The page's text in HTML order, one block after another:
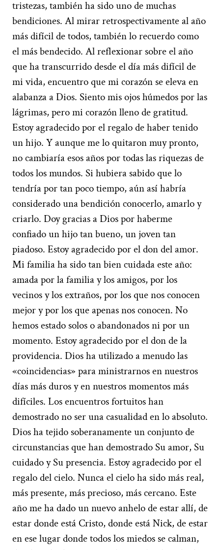
tristezas, también ha sido uno de muchas
bendiciones. Al mirar retrospectivamente al año
más difícil de todos, también lo recuerdo como
el más bendecido. Al reflexionar sobre el año
que ha transcurrido desde el día más difícil de
mi vida, encuentro que mi corazón se eleva en
alabanza a Dios. Siento mis ojos húmedos por las
lágrimas, pero mi corazón lleno de gratitud.
Estoy agradecido por el regalo de haber tenido
un hijo. Y aunque me lo quitaron muy pronto,
no cambiaría esos años por todas las riquezas de
todos los mundos. Si hubiera sabido que lo
tendría por tan poco tiempo, aún así habría
considerado una bendición conocerlo, amarlo y
criarlo. Doy gracias a Dios por haberme
confiado un hijo tan bueno, un joven tan
piadoso. Estoy agradecido por el don del amor.
Mi familia ha sido tan bien cuidada este año:
amada por la familia y los amigos, por los
vecinos y los extraños, por los que nos conocen
mejor y por los que apenas nos conocen. No
hemos estado solos o abandonados ni por un
momento. Estoy agradecido por el don de la
providencia. Dios ha utilizado a menudo las
«coincidencias» para ministrarnos en nuestros
días más duros y en nuestros momentos más
difíciles. Los encuentros fortuitos han
demostrado no ser una casualidad en lo absoluto.
Dios ha tejido soberanamente un conjunto de
circunstancias que han demostrado Su amor, Su
cuidado y Su presencia. Estoy agradecido por el
regalo del cielo. Nunca el cielo ha sido más real,
más presente, más precioso, más cercano. Este
año me ha dado un nuevo anhelo de estar allí, de
estar donde está Cristo, donde está Nick, de estar
en ese lugar donde todos los miedos se calman,